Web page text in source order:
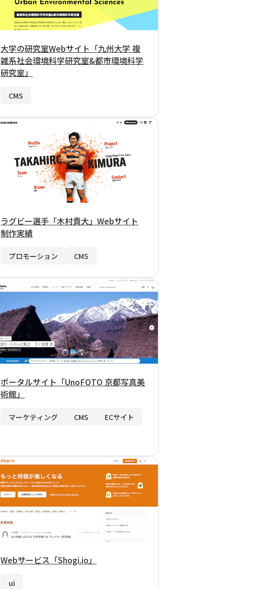
大学の研究室Webサイト「九州大学 複
雑系社会環境科学研究室&都市環境科学
研究室」
CMS
ラグビー選手「木村貴大」Webサイト
制作実績
プロモーション CMS
ポータルサイト「UnoFOTO 京都写真美
術館」
マーケティング CMS ECサイト
Webサービス「Shogi.io」
ui